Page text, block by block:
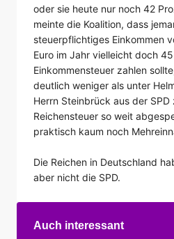
oder sie heute nur noch 42
meinte die Koalition, dass
steuerpflichtiges Einkommen
Euro im Jahr vielleicht doch
Einkommensteuer zahlen
deutlich weniger als unter
Herrn Steinbrück aus der
Reichensteuer so weit
praktisch kaum noch
Die Reichen in Deutschland
aber nicht die SPD.
Auch interessant